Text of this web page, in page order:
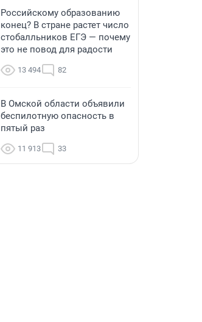
Российскому образованию
конец? В стране растет число
стобалльников ЕГЭ — почему
это не повод для радости
13 494 82
В Омской области объявили
беспилотную опасность в
пятый раз
11 913 33